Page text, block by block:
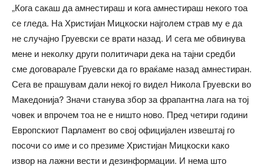
„Кога сакаш да амнестираш и кога амнестираш некого тоа
се гледа. На Христијан Мицкоски најголем страв му е да
не случајно Груевски се врати назад. И сега ме обвинува
мене и неколку други политичари дека на тајни средби
сме договарале Груевски да го враќаме назад амнестиран.
Сега ве прашувам дали некој го видел Никола Груевски во
Македонија? Значи станува збор за фрапантна лага на тој
човек и впрочем тоа не е ништо ново. Пред четири години
Европскиот Парламент во свој официјален извештај го
посочи со име и со презиме Христијан Мицкоски како
извор на лажни вести и дезинформации. И нема што